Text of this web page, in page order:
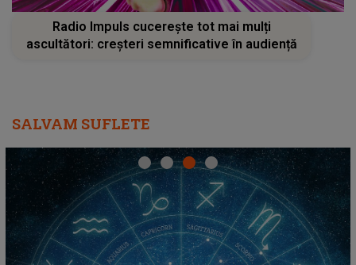
Radio Impuls cucerește tot mai mulți
ascultători: creșteri semnificative în audiență
SALVAM SUFLETE